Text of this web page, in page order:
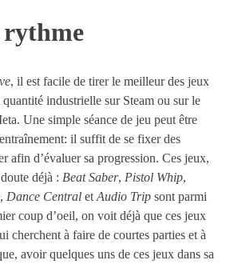
rythme
, il est facile de tirer le meilleur des jeux
industrielle sur Steam ou sur le
Une simple séance de jeu peut être
il suffit de se fixer des
afin d’évaluer sa progression. Ces jeux,
déjà : Beat Saber, Pistol Whip,
, Dance Central et Audio Trip sont parmi
coup d’oeil, on voit déjà que ces jeux
cherchent à faire de courtes parties et à
avoir quelques uns de ces jeux dans sa